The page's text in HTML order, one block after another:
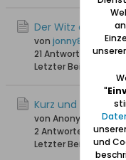
Der Witz des
von jonny810
21 Antworten
35.211
Letzter Beitrag
Kurz und knapp!
von Anonymus
2 Antworten
8.834
Letzter Beitrag
unserer
"
und